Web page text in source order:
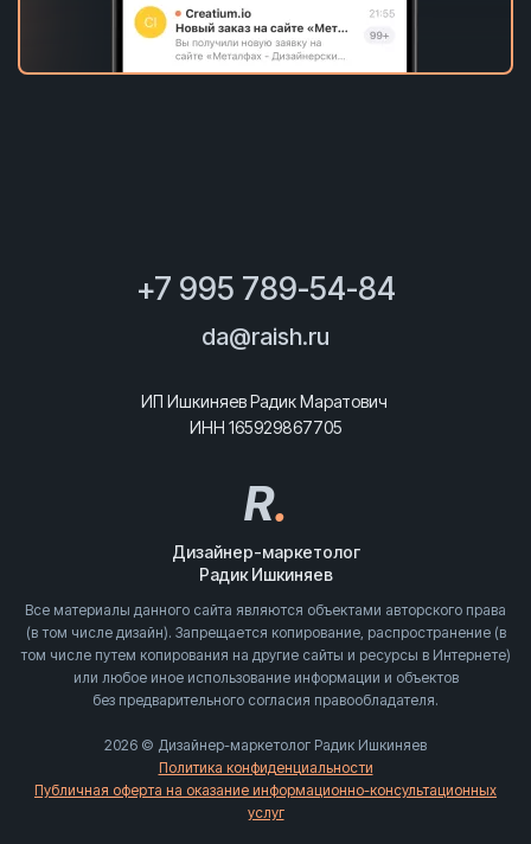
+7 995 789-54-84
da@raish.ru
ИП Ишкиняев Радик Маратович
ИНН 165929867705
R.
Дизайнер-маркетолог
Радик Ишкиняев
Все материалы данного сайта являются объектами авторского права
(в том числе дизайн). Запрещается копирование, распространение (в
том числе путем копирования на другие сайты и ресурсы в Интернете)
или любое иное использование информации и объектов
без предварительного согласия правообладателя.
2026 © Дизайнер-маркетолог Радик Ишкиняев
Политика конфиденциальности
Публичная оферта на оказание информационно-консультационных
услуг